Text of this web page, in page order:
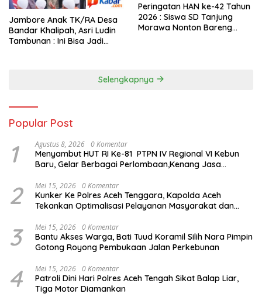
Jambore Anak TK/RA Desa
Bandar Khalipah, Asri Ludin
Tambunan : Ini Bisa Jadi
Peringatan HAN ke-42 Tahun
2026 : Siswa SD Tanjung
Morawa Nonton Bareng
Selengkapnya
Popular Post
1 Agustus 8, 2026 0 Komentar
Menyambut HUT RI Ke-81 PTPN IV Regional VI Kebun
Baru, Gelar Berbagai Perlombaan,Kenang Jasa
2 Mei 15, 2026 0 Komentar
Kunker Ke Polres Aceh Tenggara, Kapolda Aceh
Tekankan Optimalisasi Pelayanan Masyarakat dan
3 Mei 15, 2026 0 Komentar
Bantu Akses Warga, Bati Tuud Koramil Silih Nara Pimpin
Gotong Royong Pembukaan Jalan Perkebunan
4 Mei 15, 2026 0 Komentar
Patroli Dini Hari Polres Aceh Tengah Sikat Balap Liar,
Tiga Motor Diamankan